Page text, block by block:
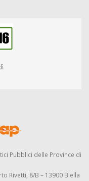
Pubblici delle Province di
Rivetti, 8/B – 13900 Biella